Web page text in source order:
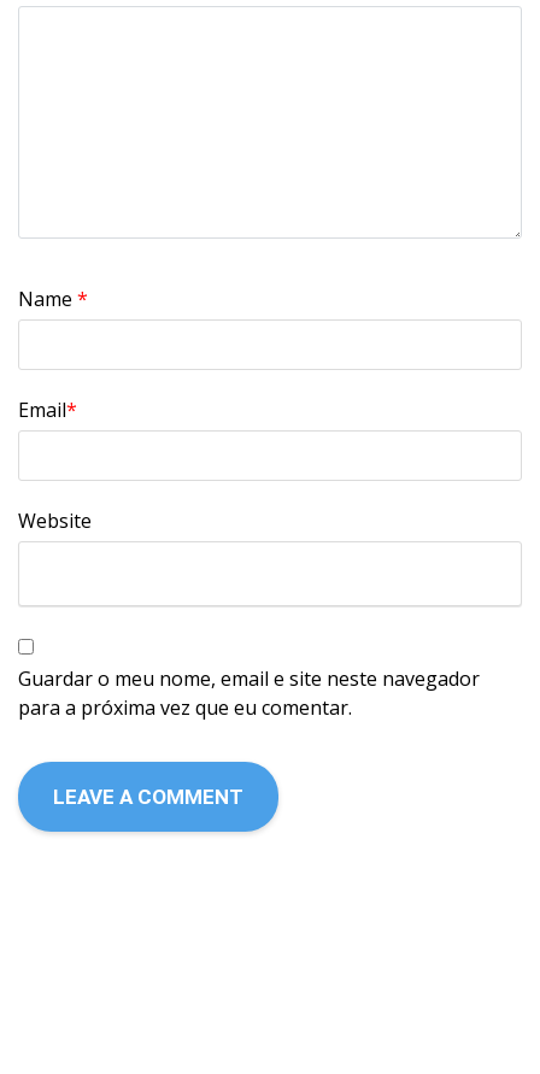
Name *
Email*
Website
Guardar o meu nome, email e site neste navegador
para a próxima vez que eu comentar.